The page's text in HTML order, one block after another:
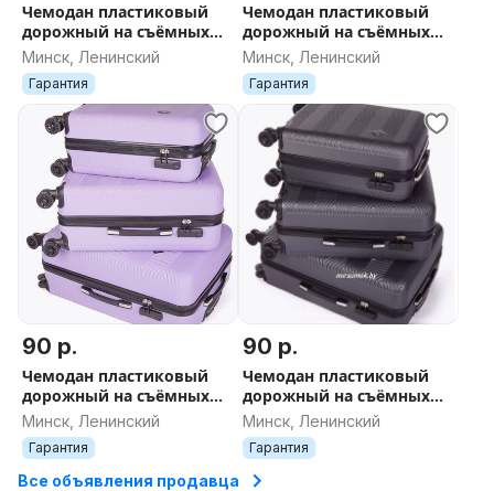
Чемодан пластиковый
дорожный на съёмных
колесах новый в Минске
ДОСТАВКА поликарбонат
св-коричневый
Минск, Ленинский
Гарантия
Чемодан пластиковый
дорожный на съёмных
колесах новый в Минске
ДОСТАВКА поликарбонат
белый
Минск, Ленинский
Гарантия
90 р.
Чемодан пластиковый
дорожный на съёмных
колесах новый в Минске
ДОСТАВКА поликарбонат
лаванда
Минск, Ленинский
Гарантия
90 р.
Чемодан пластиковый
дорожный на съёмных
колесах новый в Минске
ДОСТАВКА поликарбонат
графит
Минск, Ленинский
Гарантия
Все объявления продавца